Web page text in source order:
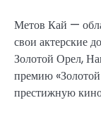
Метов Кай —
свои актерские
Золотой Орел,
премию
престижную